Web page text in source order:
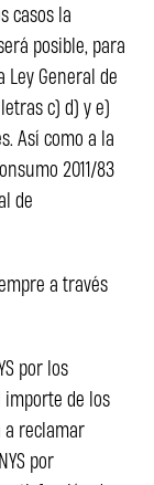
casos la
posible, para
General de
c) d) y e)
Así como a la
2011/83
de
a través
por los
de los
a reclamar
por